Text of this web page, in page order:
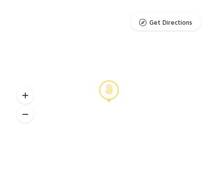
Get Directions